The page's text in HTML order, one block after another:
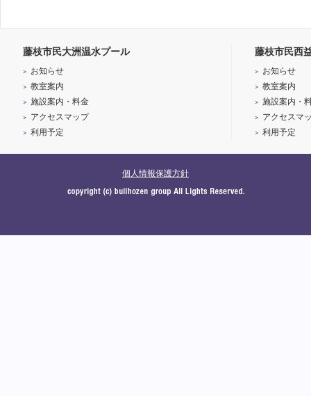
藤枝市民大洲温水プール
お知らせ
教室案内
施設案内・料金
アクセスマップ
利用予定
藤枝市民西
お知らせ
教室案内
施設案内・
アクセスマ
利用予定
個人情報保護方針